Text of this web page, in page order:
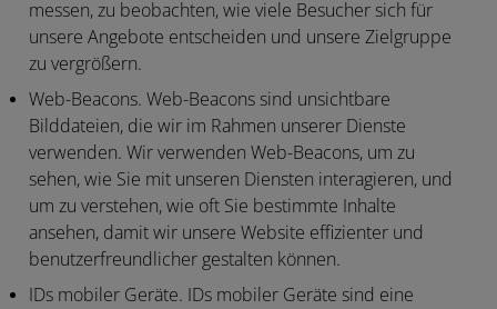
messen, zu beobachten, wie viele Besucher sich für
unsere Angebote entscheiden und unsere Zielgruppe
zu vergrößern.
Web-Beacons. Web-Beacons sind unsichtbare
Bilddateien, die wir im Rahmen unserer Dienste
verwenden. Wir verwenden Web-Beacons, um zu
sehen, wie Sie mit unseren Diensten interagieren, und
um zu verstehen, wie oft Sie bestimmte Inhalte
ansehen, damit wir unsere Website effizienter und
benutzerfreundlicher gestalten können.
IDs mobiler Geräte. IDs mobiler Geräte sind eine